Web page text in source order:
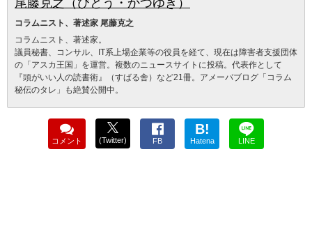
コラムニスト、著述家 尾藤克之
コラムニスト、著述家。
議員秘書、コンサル、IT系上場企業等の役員を経て、現在は障害者支援団体
の「アスカ王国」を運営。複数のニュースサイトに投稿。代表作として
『頭がいい人の読書術』（すばる舎）など21冊。アメーバブログ「コラム
秘伝のタレ」も絶賛公開中。
コメント (Twitter) FB
B!
Hatena LINE